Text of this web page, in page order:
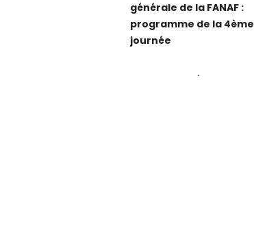
générale de la FANAF :
programme de la 4ème
journée